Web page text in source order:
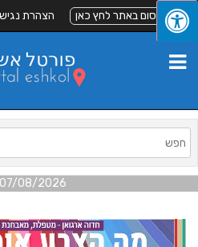
לפרסום באתר לחץ כאן הצהרת
07/08/2026 11:53